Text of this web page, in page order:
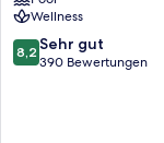
BollWellness
8.2
von
8,2 Sehr gut
390 Bewertungen